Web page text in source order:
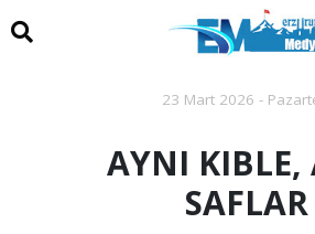
23 Mart 2026 -
AYNI KIBLE,
SAFLAR